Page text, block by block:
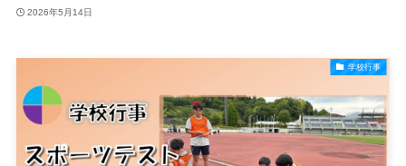
2026年5月14日
学校行事